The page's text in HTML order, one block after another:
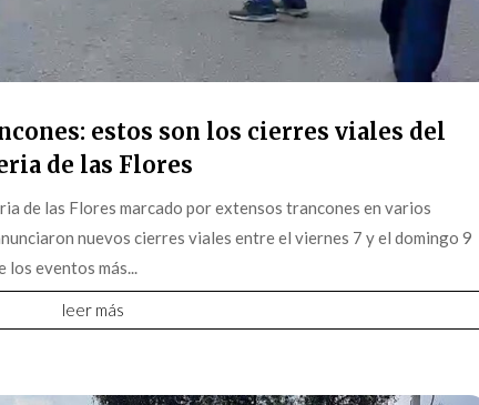
estos son los cierres viales del
de las Flores
de las Flores marcado por extensos trancones en varios
nuevos cierres viales entre el viernes 7 y el domingo 9
los eventos más...
leer más